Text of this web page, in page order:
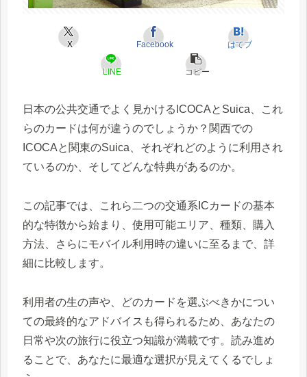
X Facebook はてブ
LINE コピー
日本の公共交通でよく見かけるICOCAとSuica、これ
らのカードは何が違うのでしょうか？関西での
ICOCAと関東のSuica、それぞれどのように利用され
ているのか、そしてどんな特典があるのか。
この記事では、これら二つの交通系ICカードの基本
的な特徴から始まり、使用可能エリア、種類、購入
方法、さらにモバイル利用時の違いに至るまで、詳
細に比較します。
利用者の生の声や、どのカードを選ぶべきかについ
ての最終的なアドバイスも得られるため、あなたの
日常や次の旅行に役立つ知識が満載です。読み進め
ることで、あなたに最適な選択が見えてくるでしょ